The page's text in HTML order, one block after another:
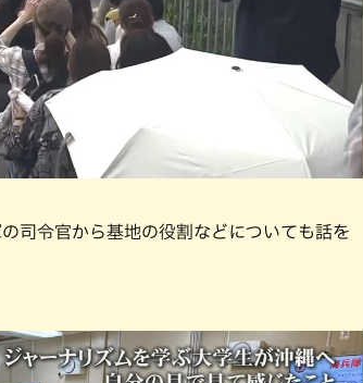
司令官から基地の役割などについても話を